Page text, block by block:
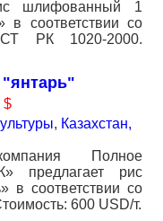
шлифованный 1
в соответствии со
СТ РК 1020-2000.
$
, Казахстан,
Полное
предлагает рис
в соответствии со
600 USD/т.